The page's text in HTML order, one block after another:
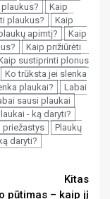
Kaip
plaukus?
Kaip
apimtį?
Kaip
Kaip prižiūrėti
sustiprinti plonus
Ko trūksta jei slenka
plaukai?
Labai
sausi plaukai
- ką daryti?
priežastys
Plaukų
daryti?
Kitas
pūtimas – kaip jį